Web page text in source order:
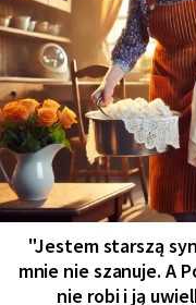
"Jestem starszą
mnie nie szanuje. A
nie robi i ją